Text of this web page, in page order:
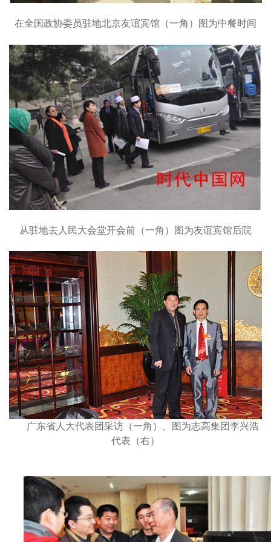
在全国政协委员驻地北京友谊宾馆（一角）图为中餐时间
从驻地去人民大会堂开会前（一角）图为友谊宾馆后院
广东省人大代表团采访（一角）、图为志高集团李兴浩
代表（右）